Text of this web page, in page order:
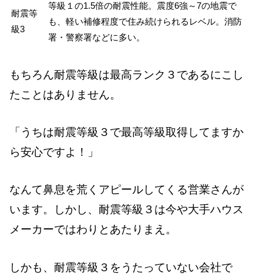
耐震等
級3
等級１の1.5倍の耐震性能。震度6強～7の地震で
も、軽い補修程度で住み続けられるレベル。消防
署・警察署などに多い。
もちろん耐震等級は最高ランク３であるにこし
たことはありません。
「うちは耐震等級３で最高等級取得してますか
ら安心ですよ！」
なんて鼻息を荒くアピールしてくる営業さんが
います。しかし、耐震等級３は今や大手ハウス
メーカーではわりとあたりまえ。
しかも、耐震等級３をうたっていない会社で